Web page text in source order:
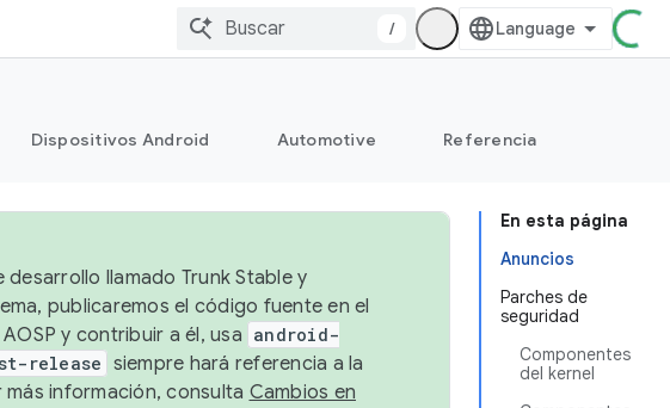
/
Dispositivos Android Automotive Referencia
En esta página
Anuncios
Parches de
seguridad
Componentes
del kernel
llamado Trunk Stable y
publicaremos el código fuente en el
y contribuir a él, usa android-
release siempre hará referencia a la
más información, consulta Cambios en